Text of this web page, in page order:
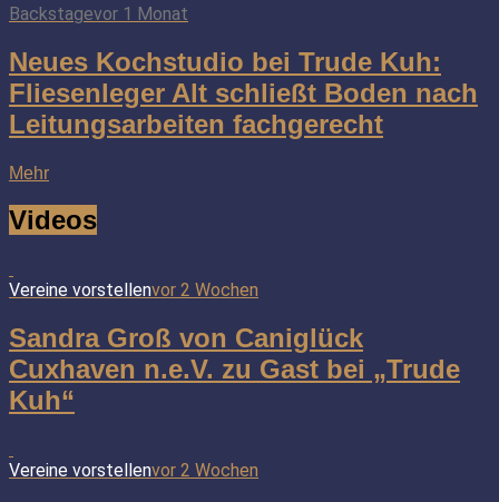
Backstagevor 1 Monat
Neues Kochstudio bei Trude Kuh:
Fliesenleger Alt schließt Boden nach
Leitungsarbeiten fachgerecht
Mehr
Videos
Vereine vorstellenvor 2 Wochen
Sandra Groß von Caniglück
Cuxhaven n.e.V. zu Gast bei „Trude
Kuh“
Vereine vorstellenvor 2 Wochen